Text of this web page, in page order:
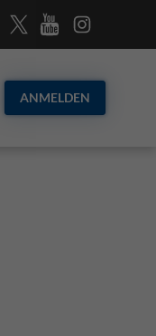
ANMELDEN